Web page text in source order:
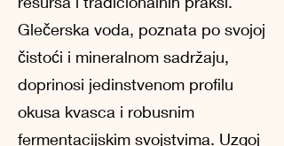
Glečerska voda, poznata po svojoj
čistoći i mineralnom sadržaju,
doprinosi jedinstvenom profilu
okusa kvasca i robusnim
fermentacijskim svojstvima. Uzgoj